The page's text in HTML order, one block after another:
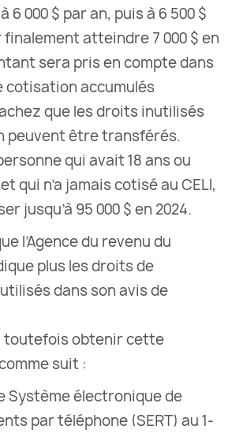
6 000 $ par an, puis à 6 500 $
finalement atteindre 7 000 $ en
sera pris en compte dans
cotisation accumulés
que les droits inutilisés
peuvent être transférés.
qui avait 18 ans ou
qui n’a jamais cotisé au CELI,
jusqu’à 95 000 $ en 2024.
l’Agence du revenu du
plus les droits de
dans son avis de
toutefois obtenir cette
suit :
Système électronique de
par téléphone (SERT) au 1-